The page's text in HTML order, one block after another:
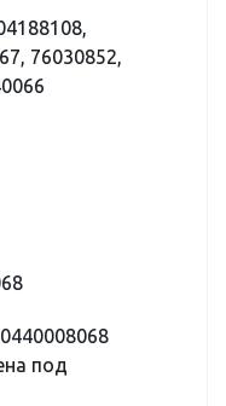
76030852,
под